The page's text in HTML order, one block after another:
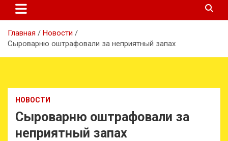
Главная
Новости
Сыроварню оштрафовали за неприятный запах
НОВОСТИ
Сыроварню оштрафовали за
неприятный запах